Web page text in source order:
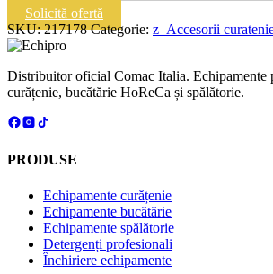
KIT
extra
Ø
40
Solicită ofertă
SKU:217178 Categorie: z_Accesorii
Distribuitor oficial Comac Italia. Echipamente
curățenie, bucătărie HoReCa și spălătorie.
PRODUSE
Echipamente curățenie
Echipamente bucătărie
Echipamente spălătorie
Detergenți profesionali
Închiriere echipamente